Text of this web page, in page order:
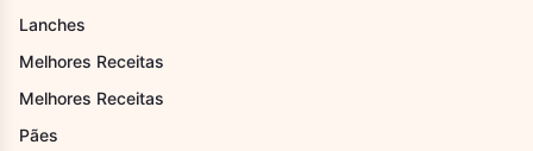
Lanches
Melhores Receitas
Melhores Receitas
Pães